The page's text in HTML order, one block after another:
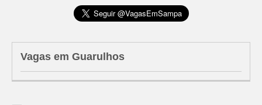
Vagas em Guarulhos